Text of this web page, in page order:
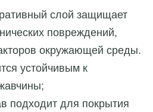
слой защищает
повреждений,
окружающей среды.
устойчивым к
подходит для покрытия